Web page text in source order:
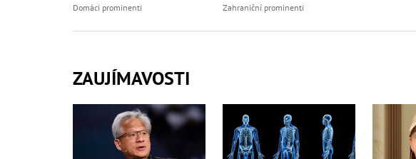
Domáci prominenti Zahraniční prominenti
ZAUJÍMAVOSTI